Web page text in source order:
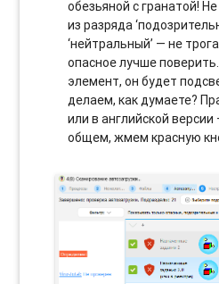
обезьяной с гранатой!
из разряда
‘нейтральный’ — не
опасное лучше
элемент, он будет
делаем, как думаете?
или в английской
общем, жмем красную